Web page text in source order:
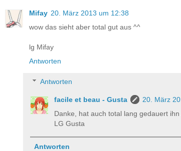
Mifay 20. März 2013 um 12:38
wow das sieht aber total gut aus ^^
lg Mifay
Antworten
Antworten
facile et beau - Gusta
20. März
Danke, hat auch total lang gedauert
LG Gusta
Antworten